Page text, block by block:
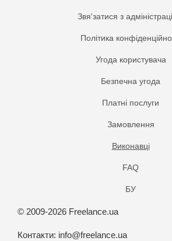
Звя'затися з
Політика
Угода користувача
Безпечна угода
Платнi послуги
Замовлення
Виконавці
FAQ
БУ
© 2009-2026 Freelance.ua
Контакти: info@freelance.ua